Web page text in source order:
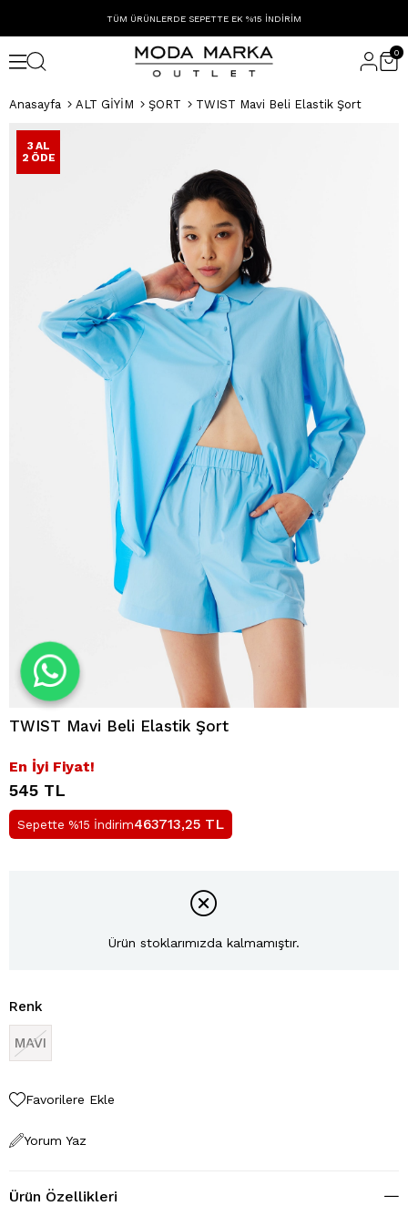
TÜM ÜRÜNLERDE SEPETTE EK %15 İNDİRİM
0
Anasayfa ALT GİYİM ŞORT TWIST Mavi Beli Elastik Şort
3 AL
2 ÖDE
TWIST Mavi Beli Elastik Şort
En İyi Fiyat!
545 TL
Sepette %15 İndirim463713,25 TL
Ürün stoklarımızda kalmamıştır.
Renk
MAVI
Favorilere Ekle
Yorum Yaz
Ürün Özellikleri